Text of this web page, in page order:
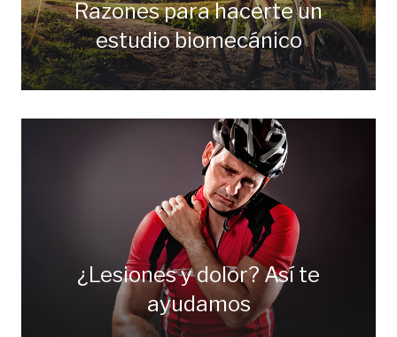
Razones para hacerte un
estudio biomecánico
¿Lesiones y dolor? Así te
ayudamos